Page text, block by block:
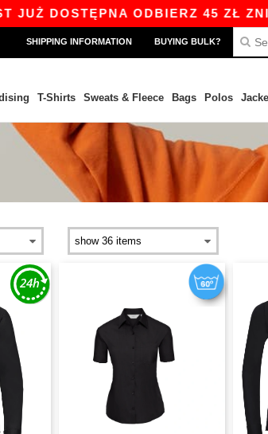
DOSTĘPNA ODBIERZ 45 ZŁ
SHIPPING INFORMATION BUYING BULK?
T-Shirts Sweats & Fleece Bags Polos